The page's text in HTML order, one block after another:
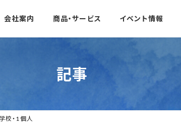
会社案内 商品・サービス イベント情報
記事
校・1個人